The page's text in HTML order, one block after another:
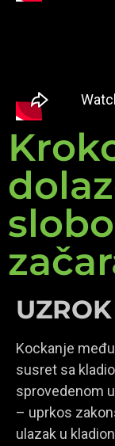
Kockanje
susret sa
sprovedenom
– uprkos
ulazak u